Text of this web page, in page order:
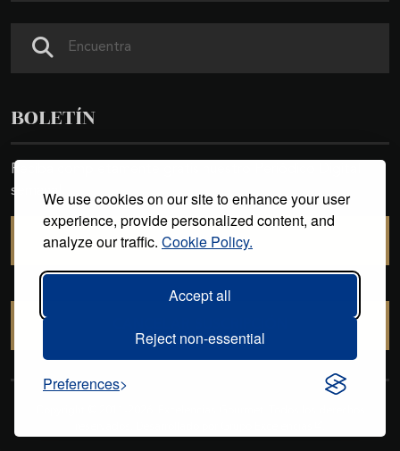
We use cookies on our site to enhance your user
experience, provide personalized content, and
analyze our traffic. Cookie Policy.
Accept all
Reject non-essential
Preferences
BOLETÍN
Reciba completamente gratis nuestro Periódico Digital
semanal
SUSCRIBIRSE